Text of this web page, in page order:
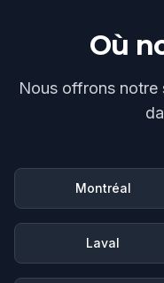
Où
Nous offrons notre
Montréal
Laval